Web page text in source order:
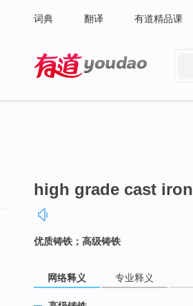
词典 翻译 有道精品课
high grade cast iron
优质铸铁；高级铸铁
网络释义 专业释义